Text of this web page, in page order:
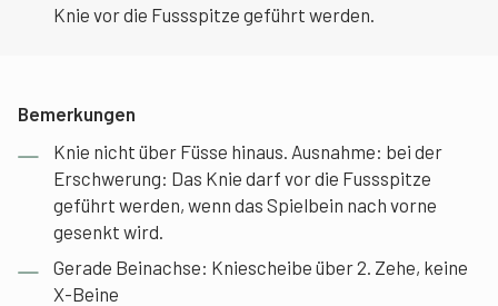
Knie vor die Fussspitze geführt werden.
Bemerkungen
Knie nicht über Füsse hinaus. Ausnahme: bei der
Erschwerung: Das Knie darf vor die Fussspitze
geführt werden, wenn das Spielbein nach vorne
gesenkt wird.
Gerade Beinachse: Kniescheibe über 2. Zehe, keine
X-Beine